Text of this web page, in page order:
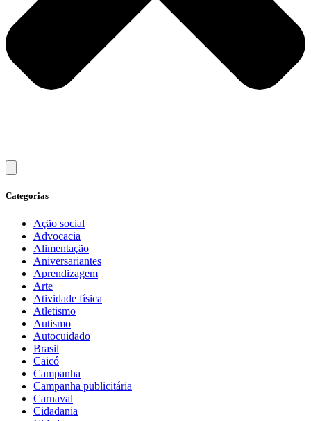
Categorias
Ação social
Advocacia
Alimentação
Aniversariantes
Aprendizagem
Arte
Atividade física
Atletismo
Autismo
Autocuidado
Brasil
Caicó
Campanha
Campanha publicitária
Carnaval
Cidadania